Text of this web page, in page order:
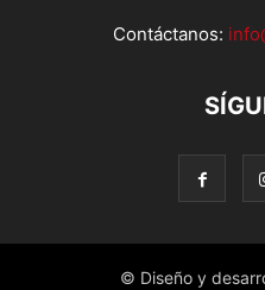
Contáctanos:
© Diseño y